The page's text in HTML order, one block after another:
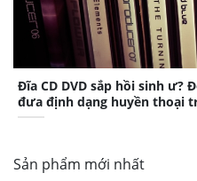
Đĩa CD DVD sắp hồi sinh ư?
đưa định dạng huyền thoại
Sản phẩm mới nhất